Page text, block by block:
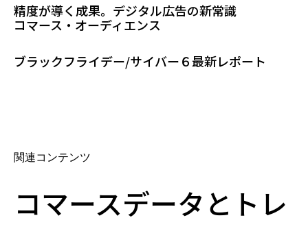
精度が導く成果。デジタル広告の新常識
コマース・オーディエンス
ブラックフライデー/サイバー６最新レポート
関連コンテンツ
コマースデータとトレ